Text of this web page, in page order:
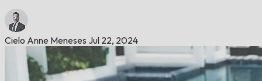
Cielo Anne Meneses Jul 22, 2024